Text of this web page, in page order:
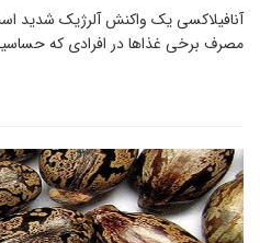
آنافیلاکسی یک واکنش آلرژیک شدید
مصرف برخی غذاها در افرادی که